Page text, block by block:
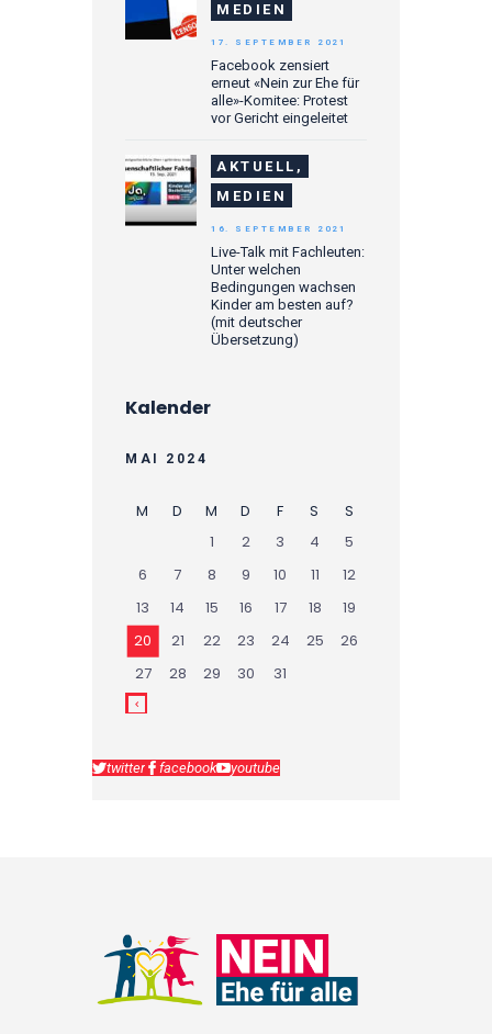
MEDIEN
Facebook zensiert
erneut «Nein zur Ehe für
alle»-Komitee: Protest
vor Gericht eingeleitet
17. SEPTEMBER 2021
AKTUELL,
MEDIEN
Live-Talk mit Fachleuten:
Unter welchen
Bedingungen wachsen
Kinder am besten auf?
(mit deutscher
Übersetzung)
16. SEPTEMBER 2021
Kalender
MAI 2024
M D M D F S
S
1
2 3 4
5
6
7 8 9 10 11
12
13
14 15 16 17 18
19
20
21 22 23 24 25
26
27
28 29 30 31
twitter facebook youtube